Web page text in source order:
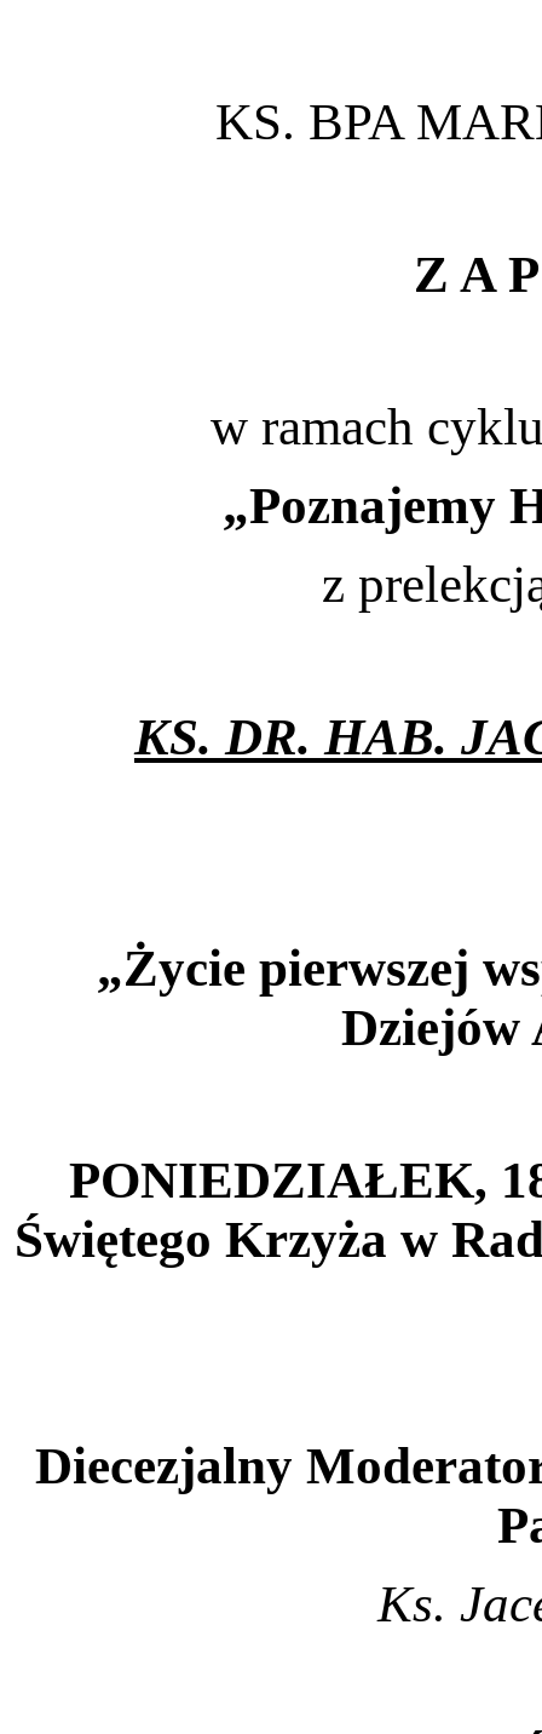
KS. BPA
Z A
w ramach
„Poznajemy
z
KS. DR. HAB.
„Życie pierwszej
Dziejów
PONIEDZIAŁEK,
Świętego Krzyża w
Diecezjalny
Ks.